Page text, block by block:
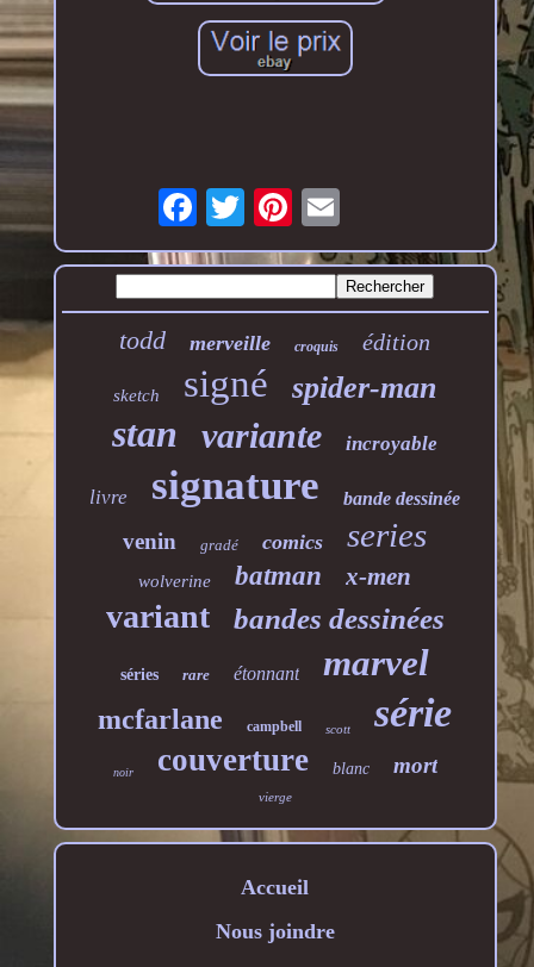
todd merveille croquis édition
sketch signé spider-man
stan variante incroyable
livre signature bande dessinée
venin gradé comics series
wolverine batman x-men
variant bandes dessinées
séries rare étonnant marvel
mcfarlane campbell scott série
noir couverture blanc mort
vierge
Accueil
Nous joindre